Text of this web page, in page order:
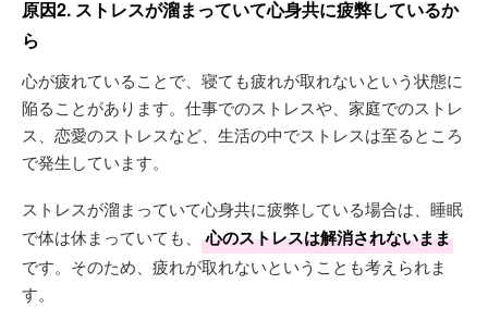
原因2. ストレスが溜まっていて心身共に疲弊しているか
ら
心が疲れていることで、寝ても疲れが取れないという状態に
陥ることがあります。仕事でのストレスや、家庭でのストレ
ス、恋愛のストレスなど、生活の中でストレスは至るところ
で発生しています。
ストレスが溜まっていて心身共に疲弊している場合は、睡眠
で体は休まっていても、
心のストレスは解消されないまま
です。そのため、疲れが取れないということも考えられま
す。